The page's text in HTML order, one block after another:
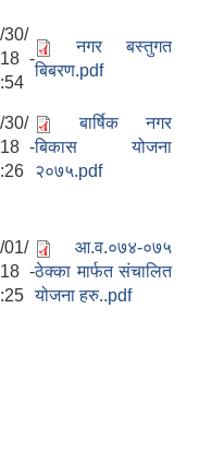
30/
-
नगर बस्तुगत
बिबरण.pdf
30/
-
बार्षिक नगर
बिकास योजना
२०७५.pdf
01/
-
आ.व.०७४-०७५
ठेक्का मार्फत संचालित
योजना हरु..pdf